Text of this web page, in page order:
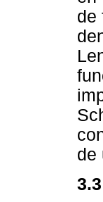
de
de